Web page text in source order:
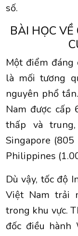
số.
BÀI HỌC
Một điểm
là mối tương
nguyên phổ
Nam được cấp
thấp và
Singapore (805
Philippines
Dù vậy, tốc độ
Việt Nam trải
trong khu vực.
đốc điều hành